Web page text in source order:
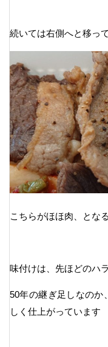
続いては右側へと移って
こちらがほほ肉、とな
味付けは、先ほどのハ
50年の継ぎ足しなのか
しく仕上がっています